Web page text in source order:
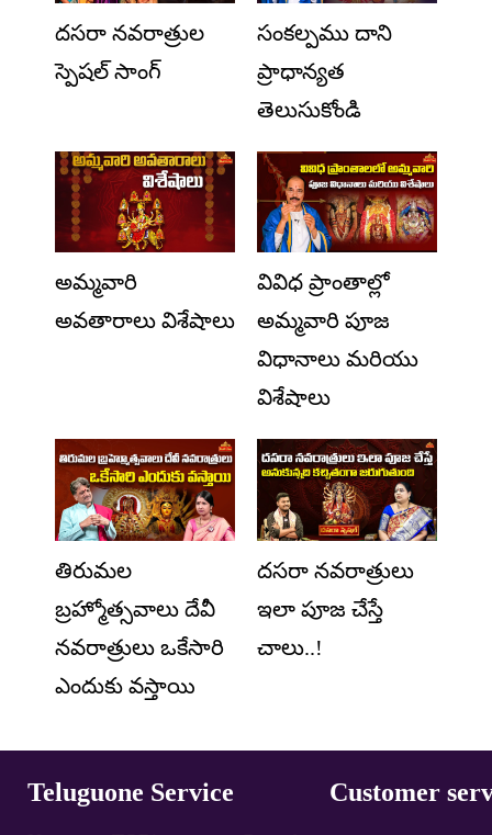
దసరా నవరాత్రుల
స్పెషల్ సాంగ్
సంకల్పము దాని
ప్రాధాన్యత
తెలుసుకోండి
అమ్మవారి
అవతారాలు విశేషాలు
వివిధ ప్రాంతాల్లో
అమ్మవారి పూజ
విధానాలు మరియు
విశేషాలు
తిరుమల
బ్రహ్మోత్సవాలు దేవీ
నవరాత్రులు ఒకేసారి
ఎందుకు వస్తాయి
దసరా నవరాత్రులు
ఇలా పూజ చేస్తే
చాలు..!
Teluguone Service Customer